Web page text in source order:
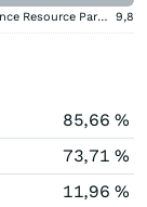
Alliance Resource Partners 9,8
85,66 %
73,71 %
11,96 %